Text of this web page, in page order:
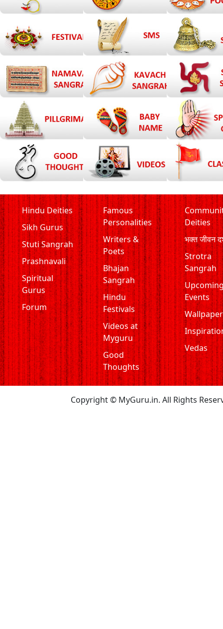
Hindu Deities
Sikh Gurus
Stuti Sangrah
Prashnavali
Spiritual
Gurus
Forum
Famous
Personalities
Writers &
Poets
Bhajan
Sangrah
Hindu
Festivals
Videos at
Myguru
Good
Thoughts
Deities
भक्त जीवन
Strotra
Sangrah
Events
Vedas
Copyright © MyGuru.in. All Rights